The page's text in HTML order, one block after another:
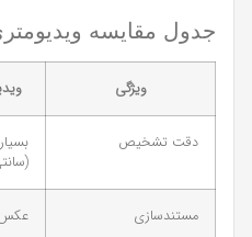
جدول مقایسه
ویژگی
دقت تشخیص
مستندسازی عکس